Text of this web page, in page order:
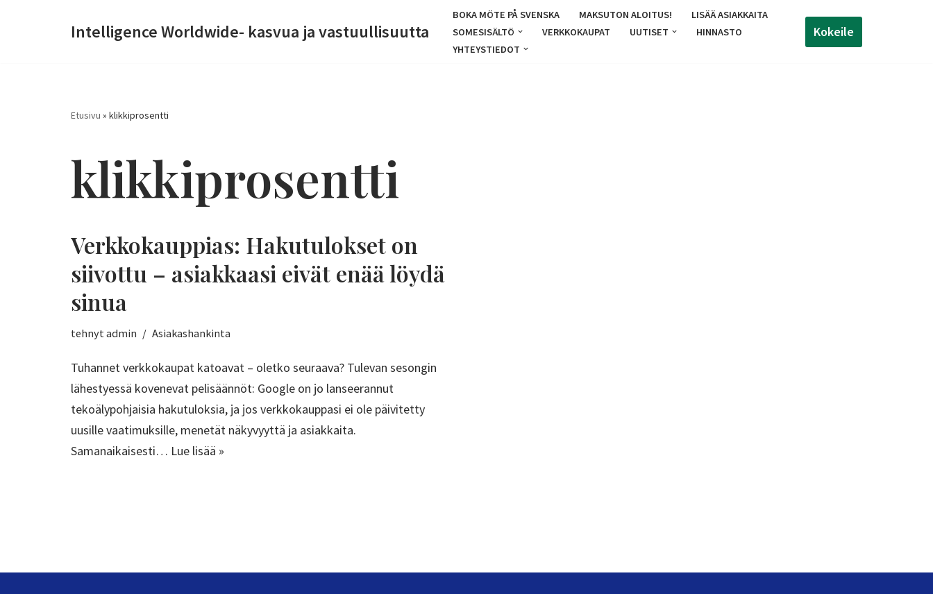
Intelligence Worldwide- kasvua ja vastuullisuutta
BOKA MÖTE PÅ SVENSKA MAKSUTON ALOITUS!
LISÄÄ ASIAKKAITA
SOMESISÄLTÖ
VERKKOKAUPAT UUTISET
HINNASTO
YHTEYSTIEDOT
Kokeile
Etusivu » klikkiprosentti
klikkiprosentti
Verkkokauppias: Hakutulokset on
siivottu – asiakkaasi eivät enää löydä
sinua
tehnytadmin Asiakashankinta
Tuhannet verkkokaupat katoavat – oletko seuraava? Tulevan sesongin
lähestyessä kovenevat pelisäännöt: Google on jo lanseerannut
tekoälypohjaisia hakutuloksia, ja jos verkkokauppasi ei ole päivitetty
uusille vaatimuksille, menetät näkyvyyttä ja asiakkaita.
Samanaikaisesti… Lue lisää »